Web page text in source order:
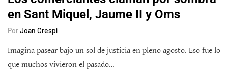
en Sant Miquel, Jaume II y Oms
PorJoan Crespí
Imagina pasear bajo un sol de justicia en pleno agosto. Eso fue lo
que muchos vivieron el pasado…